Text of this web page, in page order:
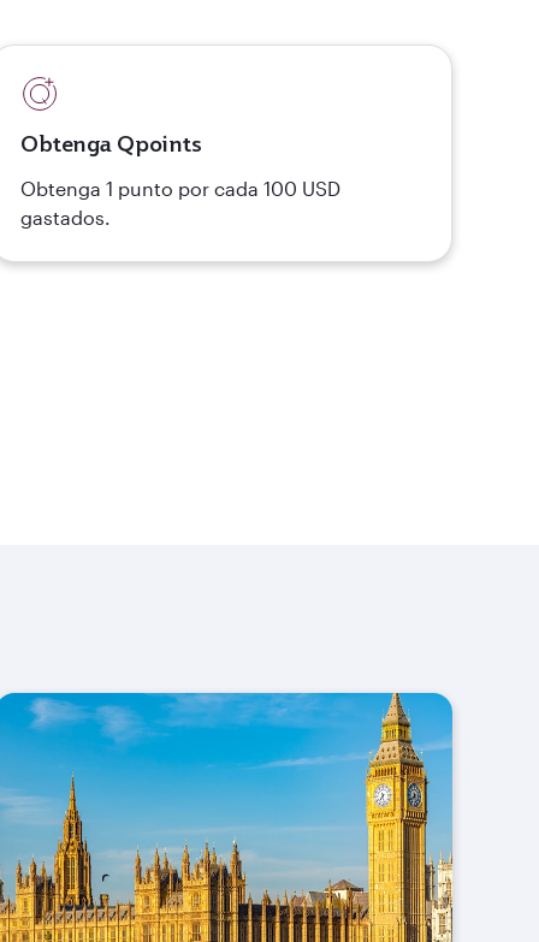
Obtenga Qpoints
Obtenga 1 punto por cada 100 USD
gastados.